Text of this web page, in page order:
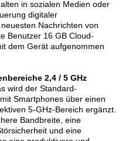
in sozialen Medien oder
digitaler
Nachrichten von
Benutzer 16 GB Cloud-
dem Gerät aufgenommen
2,4 / 5 GHz
wird der Standard-
Smartphones über einen
5-GHz-Bereich ergänzt.
Bandbreite, eine
und eine